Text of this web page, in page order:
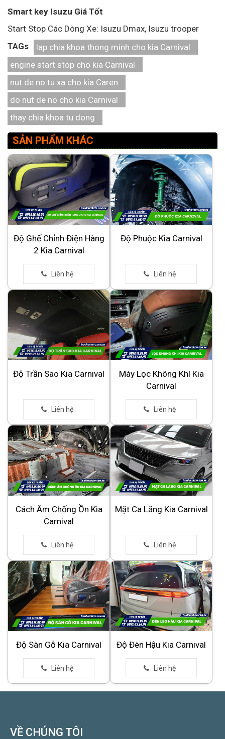
Smart key Isuzu Giá Tốt
Start Stop Các Dòng Xe: Isuzu Dmax, Isuzu trooper
TAGs
lap chia khoa thong minh cho kia Carnival
engine start stop cho kia Carnival
nut de no tu xa cho kia Caren
do nut de no cho kia Carnival
thay chia khoa tu dong
SẢN PHẨM KHÁC
Độ Ghế Chỉnh Điện Hàng
2 Kia Carnival
Độ Phuộc Kia Carnival
Độ Trần Sao Kia Carnival
Máy Lọc Không Khí Kia
Carnival
Cách Âm Chống Ồn Kia
Carnival
Mặt Ca Lăng Kia Carnival
Độ Sàn Gỗ Kia Carnival Độ Đèn Hậu Kia Carnival
VỀ CHÚNG TÔI